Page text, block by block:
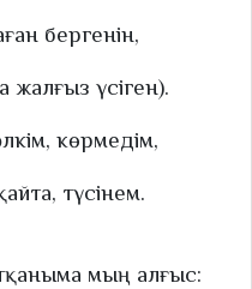
бергенін,
жалғыз үсіген).
көрмедім,
түсінем.
мың алғыс: